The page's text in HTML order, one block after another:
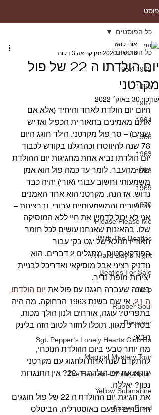
פוסט
כל הפוסטים
1957-1962
1965
1967
1964
1966
1963
1968
1969
1970
Please Please Me
With The Beatles
A Hard Day's Night
Beatles For Sale
Help!
Rubber Soul
Revolver
Sgt. Pepper's Lonely Hearts Club Ba
Magical Mystery Tour
The Beatles - White Album
Yellow Submarine
Abbey Road
כל הפוסטים
יום הולדתו ה 22 של פול
מקרטני
אורי קואז
18 ביוני 2020
זמן קריאה 3 דקות
עודכן:30 באוק׳ 2022
היום יום הולדת לאחד והיחיד (אלא אם
אתם מאמינים בתאוריית הכפיל ואז יש
שניים) – סר פול מקרטני. הילד חוגג היום
78 שנה להיווסדו וכהרגלנו בקודש לכבוד
יום הולדתו נביא אחת מחגיגות יום ההולדת
שלו מהעבר. לומר עד כמה פול הוא אמן
משמעותי וחשוב עבורי (אורי) יהיה כבר
נדוש. אז הנה. מקרטני הוא אחד האמנים
החשובים והמשמעותיים עבורי. וברצינות –
אני לא יכול לדמיין את חיי ללא המוסיקה
שלו. בהאזנות שאנחנו עושים לכל חומר
האודיו המלא של ‘גט בק’ עבור
הפודקאסטים, מתגלים 2 דברים. הוא
נודניק רציני אבל מוסיקאי ואדריכל לבניית
יצירות מופת נדיר.
בשנה שעברה חגגנו עם פול את יום הולדתו
ה 21,
אי שם בשנת 1963 הרחוקה. מה היה
בתפריט? עוגה, אורחים ולנון הולך מכות.
בסה”כ מגוון. תוכלו לחזור לטוב הזה בלינק
הבא:
מה יותר טבעי ביום ההולדת הנוכחי,
להתקדם שנה אחת ולחגוג עם מקרטני
ינוקא את יום הולדתו ה 22? אין התנגדות
נכון? יאללה.
את חגיגת יום ההולדת ה 22 של פול חוגגים
החברים הפעם באוסטרליה. הביטלס